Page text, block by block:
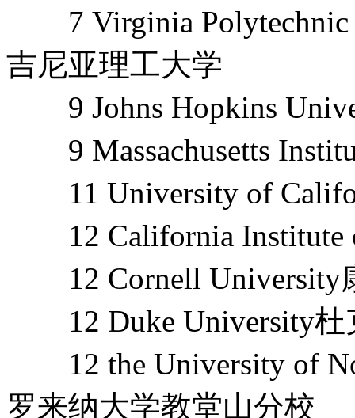
7 Virginia Polytechnic
吉尼亚理工大学
9 Johns Hopkins
9 Massachusetts
11 University of
12 California Institute
12 Cornell University
12 Duke University杜
12 the University of
罗来纳大学教堂山分校